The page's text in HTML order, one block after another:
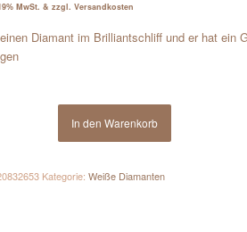
MwSt. & zzgl. Versandkosten
Diamant im Brilliantschliff und er hat ein
In den Warenkorb
Kategorie:Weiße Diamanten